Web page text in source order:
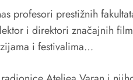
profesori prestižnih
i direktori značajnih
i festivalima…